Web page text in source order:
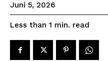
Juni 5, 2026
Less than 1 min. read